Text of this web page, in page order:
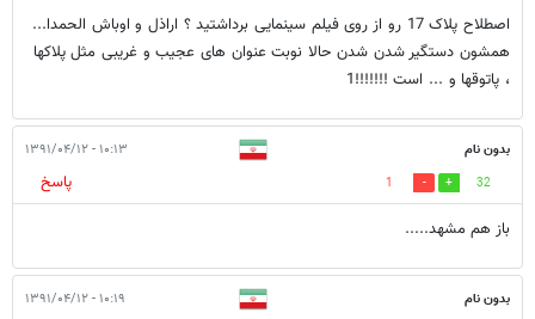
اصطلاح پلاک 17 رو از روی فیلم سینمایی برداشتید ؟ اراذل و اوباش الحمدا...
همشون دستگیر شدن شدن حالا نوبت عنوان های عجیب و غریبی مثل پلاکها
، پاتوقها و ... است !!!!!!!1
بدون نام ۱۰:۱۳ - ۱۳۹۱/۰۴/۱۲
32
1
پاسخ
باز هم مشهد.....
بدون نام ۱۰:۱۹ - ۱۳۹۱/۰۴/۱۲